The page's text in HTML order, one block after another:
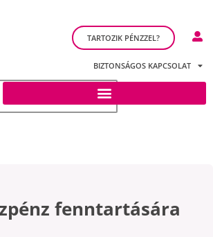
TARTOZIK PÉNZZEL?
BIZTONSÁGOS KAPCSOLAT
fenntartására